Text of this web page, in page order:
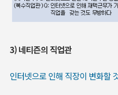
3) 네티즌의 직업관
인터넷으로 인해 직장이 변화할